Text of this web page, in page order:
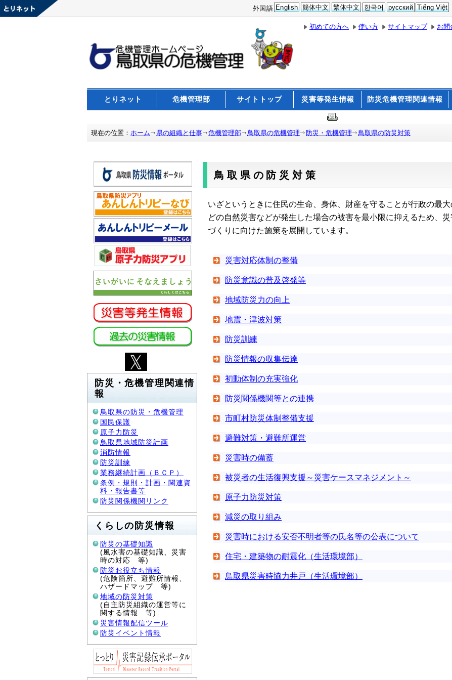
外国語 English 簡体中文 繁体中文 한국어 русский Tiếng Việt
初めての方へ 使い方 サイトマップ お問
とりネット 危機管理部 サイトトップ 災害等発生情報 防災危機管理関連情報
現在の位置： ホーム 県の組織と仕事 危機管理部 鳥取県の危機管理 防災・危機管理 鳥取県の防災対策
防災・危機管理関連情
報
鳥取県の防災・危機管理
国民保護
原子力防災
鳥取県地域防災計画
消防情報
防災訓練
業務継続計画（ＢＣＰ）
条例・規則・計画・関連資
料・報告書等
防災関係機関リンク
くらしの防災情報
防災の基礎知識
(風水害の基礎知識、災害
時の対応 等)
防災お役立ち情報
(危険箇所、避難所情報、
ハザードマップ 等)
地域の防災対策
(自主防災組織の運営等に
関する情報 等)
災害情報配信ツール
防災イベント情報
鳥取県の防災対策
いざというときに住民の生命、身体、財産を守ることが行政の最
どの自然災害などが発生した場合の被害を最小限に抑えるため、
づくりに向けた施策を展開しています。
災害対応体制の整備
防災意識の普及啓発等
地域防災力の向上
地震・津波対策
防災訓練
防災情報の収集伝達
初動体制の充実強化
防災関係機関等との連携
市町村防災体制整備支援
避難対策・避難所運営
災害時の備蓄
被災者の生活復興支援～災害ケースマネジメント～
原子力防災対策
減災の取り組み
災害時における安否不明者等の氏名等の公表について
住宅・建築物の耐震化（生活環境部）
鳥取県災害時協力井戸（生活環境部）